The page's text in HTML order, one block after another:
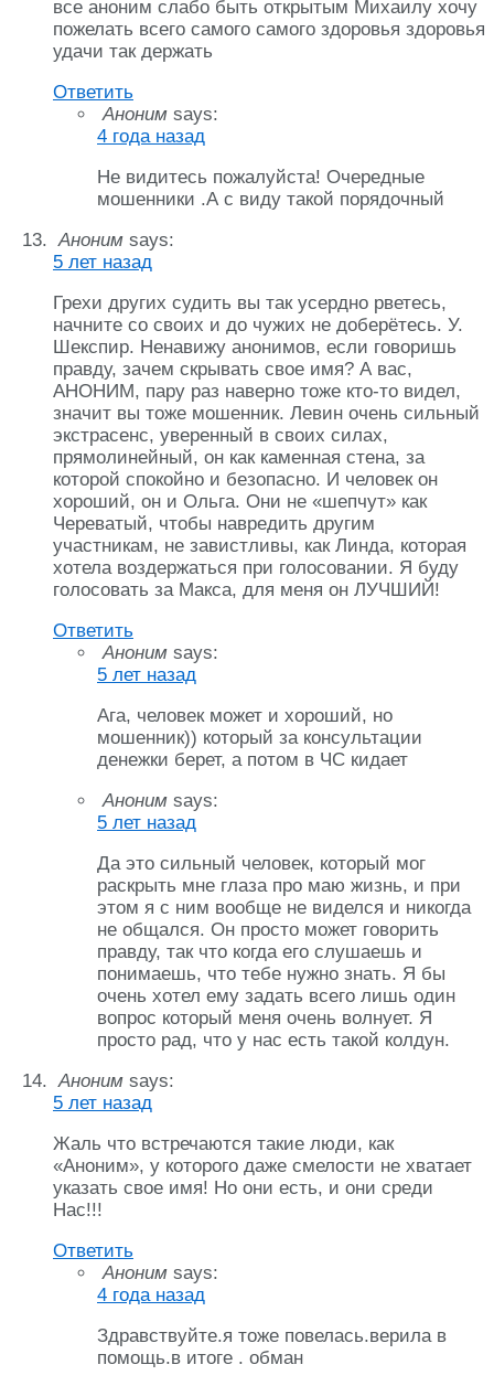
все аноним слабо быть открытым Михаилу хочу
пожелать всего самого самого здоровья здоровья
удачи так держать
Ответить
Аноним says:
4 года назад
Не видитесь пожалуйста! Очередные
мошенники .А с виду такой порядочный
Аноним says:
5 лет назад
Грехи других судить вы так усердно рветесь,
начните со своих и до чужих не доберётесь. У.
Шекспир. Ненавижу анонимов, если говоришь
правду, зачем скрывать свое имя? А вас,
АНОНИМ, пару раз наверно тоже кто-то видел,
значит вы тоже мошенник. Левин очень сильный
экстрасенс, уверенный в своих силах,
прямолинейный, он как каменная стена, за
которой спокойно и безопасно. И человек он
хороший, он и Ольга. Они не «шепчут» как
Череватый, чтобы навредить другим
участникам, не завистливы, как Линда, которая
хотела воздержаться при голосовании. Я буду
голосовать за Макса, для меня он ЛУЧШИЙ!
Ответить
Аноним says:
5 лет назад
Ага, человек может и хороший, но
мошенник)) который за консультации
денежки берет, а потом в ЧС кидает
Аноним says:
5 лет назад
Да это сильный человек, который мог
раскрыть мне глаза про маю жизнь, и при
этом я с ним вообще не виделся и никогда
не общался. Он просто может говорить
правду, так что когда его слушаешь и
понимаешь, что тебе нужно знать. Я бы
очень хотел ему задать всего лишь один
вопрос который меня очень волнует. Я
просто рад, что у нас есть такой колдун.
Аноним says:
5 лет назад
Жаль что встречаются такие люди, как
«Аноним», у которого даже смелости не хватает
указать свое имя! Но они есть, и они среди
Нас!!!
Ответить
Аноним says:
4 года назад
Здравствуйте.я тоже повелась.верила в
помощь.в итоге . обман